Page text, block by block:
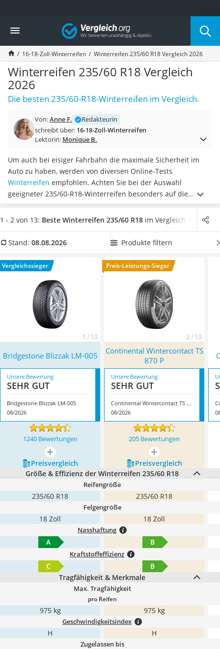
Die beliebtesten Vergleiche nach Kategorie
Auto & Motor
Fahrradträger-Anhängerkupplung (4 Fahrräder)
Fahrradträger
Fahrradträger (Anhängerkupplung)
Fahrradträger 3 Fahrräder
Benzinkanister (20 l)
Dashcam
Benzinkanister
Marderschreck
AGM-Batterie Wohnmobil
Thule-Fahrradträger
FM-Transmitter
Sommerreifen 205/55 R16
Autobatterie-Ladegerät
Alkoholtester
Diesel-Additiv
Wagenheber
Service
Vergleich
16-18-Zoll-Winterreifen Winterreifen 235/60 R18 Vergleich 2026
Winterreifen 235/60 R18 Vergleich
2026
Die besten 235/60-R18-Winterreifen im Vergleich.
Von:Anne F.
Redakteurin
schreibt über: 16-18-Zoll-Winterreifen
Lektorin: Monique B.
Um auch bei eisiger Fahrbahn die maximale Sicherheit im
Auto zu haben, werden von diversen Online-Tests
Winterreifen
geeigneter 235/60-R18-Winterreifen besonders auf die
Nasshaftung, welche dieLänge des Bremsweges auf nassem
Untergrundangibt. Ebenfalls ein Entscheidungskriterium
Wählen Sie jetzt aus unserer Produkttabelleeinen
Robustheit zu gewährleisten. Überzeugt hat uns hier im
August 2026 besonders das ModellBridgestone Blizzak LM-
mit seinen Eigenschaften.
1 - 2 von 13: Beste Winterreifen 235/60 R18 im Vergleich
Stand: 08.08.2026 Produkte filtern
Vergleichssieger
1 / 13
Preis-Leistungs-Sieger
2 / 13
Bridgestone Blizzak LM-005
Continental Wintercontact TS
870 P
Unsere Bewertung
SEHR GUT
Bridgestone Blizzak LM-005
08/2026
Unsere Bewertung
SEHR GUT
Continental Wintercontact TS 870 P
08/2026
1240 Bewertungen 205 Bewertungen
mehr anzeigen
mehr anzeigen
Preis­vergleich
Preis­vergleich
Größe & Effizienz der Winterreifen 235/60 R18
Reifengröße
235/60 R18 235/60 R18
Felgengröße
18 Zoll 18 Zoll
Nasshaftung
A B
Kraftstoffeffizienz
C
B
Tragfähigkeit & Merkmale
Max. Tragfähigkeit
pro Reifen
975 kg 975 kg
Geschwindigkeitsindex
H H
Zugelassen bis